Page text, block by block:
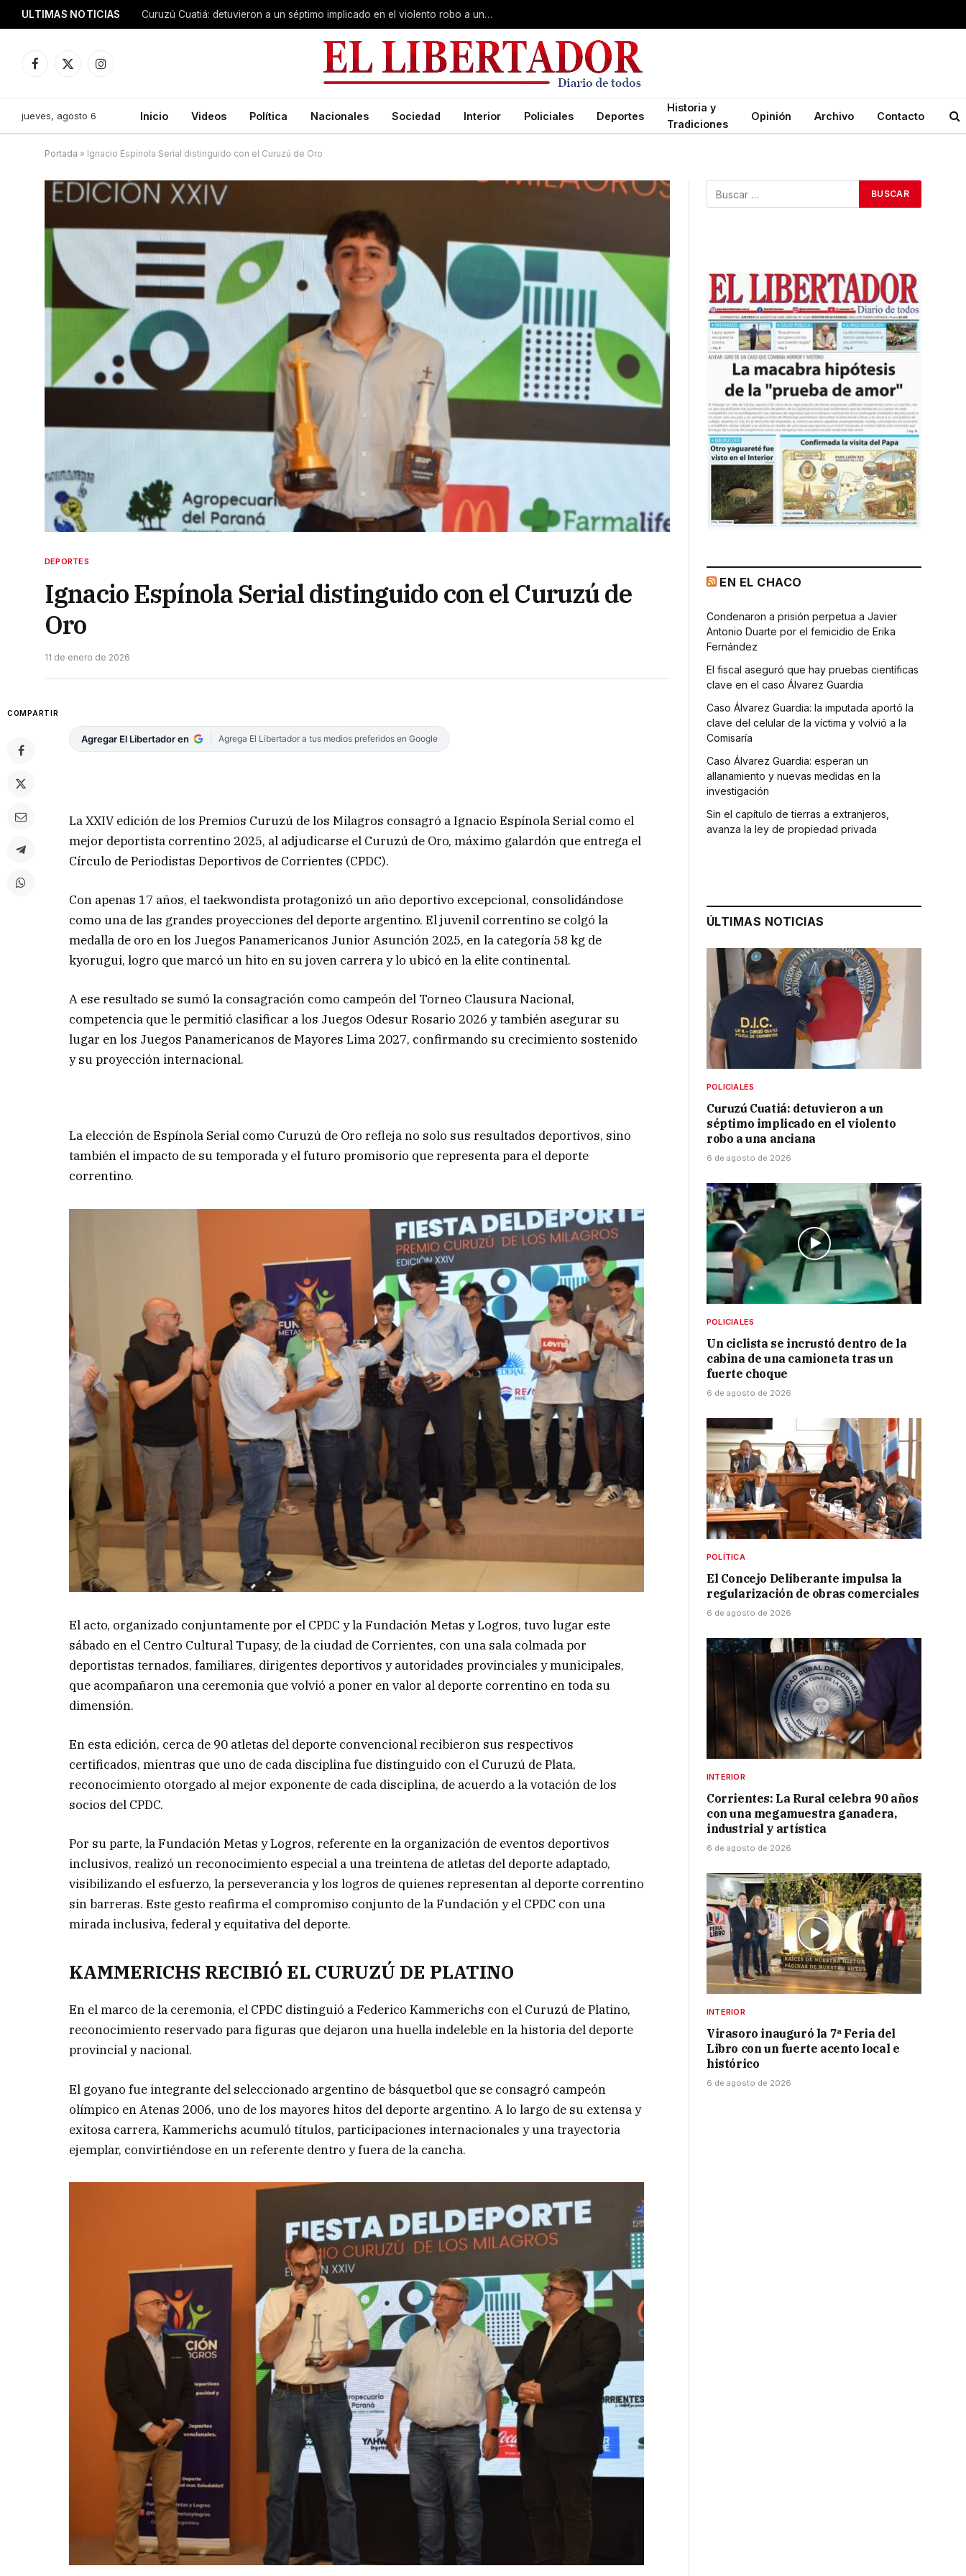
ULTIMAS NOTICIAS Curuzú Cuatiá: detuvieron a un séptimo implicado en el violento robo a una anciana
Facebook
X
Instagram
jueves, agosto 6 Inicio Videos Política Nacionales Sociedad Interior Policiales Deportes
Historia y
Tradiciones
Opinión Archivo Contacto
Portada » Ignacio Espínola Serial distinguido con el Curuzú de Oro
DEPORTES
Ignacio Espínola Serial distinguido con el Curuzú de
Oro
11 de enero de 2026
COMPARTIR
Agregar El Libertador en Agrega El Libertador a tus medios preferidos en Google
La XXIV edición de los Premios Curuzú de los Milagros consagró a Ignacio Espínola Serial como el
mejor deportista correntino 2025, al adjudicarse el Curuzú de Oro, máximo galardón que entrega el
Círculo de Periodistas Deportivos de Corrientes (CPDC).
Con apenas 17 años, el taekwondista protagonizó un año deportivo excepcional, consolidándose
como una de las grandes proyecciones del deporte argentino. El juvenil correntino se colgó la
medalla de oro en los Juegos Panamericanos Junior Asunción 2025, en la categoría 58 kg de
kyorugui, logro que marcó un hito en su joven carrera y lo ubicó en la elite continental.
A ese resultado se sumó la consagración como campeón del Torneo Clausura Nacional,
competencia que le permitió clasificar a los Juegos Odesur Rosario 2026 y también asegurar su
lugar en los Juegos Panamericanos de Mayores Lima 2027, confirmando su crecimiento sostenido
y su proyección internacional.
La elección de Espínola Serial como Curuzú de Oro refleja no solo sus resultados deportivos, sino
también el impacto de su temporada y el futuro promisorio que representa para el deporte
correntino.
El acto, organizado conjuntamente por el CPDC y la Fundación Metas y Logros, tuvo lugar este
sábado en el Centro Cultural Tupasy, de la ciudad de Corrientes, con una sala colmada por
deportistas ternados, familiares, dirigentes deportivos y autoridades provinciales y municipales,
que acompañaron una ceremonia que volvió a poner en valor al deporte correntino en toda su
dimensión.
En esta edición, cerca de 90 atletas del deporte convencional recibieron sus respectivos
certificados, mientras que uno de cada disciplina fue distinguido con el Curuzú de Plata,
reconocimiento otorgado al mejor exponente de cada disciplina, de acuerdo a la votación de los
socios del CPDC.
Por su parte, la Fundación Metas y Logros, referente en la organización de eventos deportivos
inclusivos, realizó un reconocimiento especial a una treintena de atletas del deporte adaptado,
visibilizando el esfuerzo, la perseverancia y los logros de quienes representan al deporte correntino
sin barreras. Este gesto reafirma el compromiso conjunto de la Fundación y el CPDC con una
mirada inclusiva, federal y equitativa del deporte.
KAMMERICHS RECIBIÓ EL CURUZÚ DE PLATINO
En el marco de la ceremonia, el CPDC distinguió a Federico Kammerichs con el Curuzú de Platino,
reconocimiento reservado para figuras que dejaron una huella indeleble en la historia del deporte
provincial y nacional.
El goyano fue integrante del seleccionado argentino de básquetbol que se consagró campeón
olímpico en Atenas 2006, uno de los mayores hitos del deporte argentino. A lo largo de su extensa y
exitosa carrera, Kammerichs acumuló títulos, participaciones internacionales y una trayectoria
ejemplar, convirtiéndose en un referente dentro y fuera de la cancha.
EN EL CHACO
Condenaron a prisión perpetua a Javier
Antonio Duarte por el femicidio de Erika
Fernández
El fiscal aseguró que hay pruebas científicas
clave en el caso Álvarez Guardia
Caso Álvarez Guardia: la imputada aportó la
clave del celular de la víctima y volvió a la
Comisaría
Caso Álvarez Guardia: esperan un
allanamiento y nuevas medidas en la
investigación
Sin el capítulo de tierras a extranjeros,
avanza la ley de propiedad privada
ÚLTIMAS NOTICIAS
POLICIALES
Curuzú Cuatiá: detuvieron a un
séptimo implicado en el violento
robo a una anciana
6 de agosto de 2026
POLICIALES
Un ciclista se incrustó dentro de la
cabina de una camioneta tras un
fuerte choque
6 de agosto de 2026
POLÍTICA
El Concejo Deliberante impulsa la
regularización de obras comerciales
6 de agosto de 2026
INTERIOR
Corrientes: La Rural celebra 90 años
con una megamuestra ganadera,
industrial y artística
6 de agosto de 2026
INTERIOR
Virasoro inauguró la 7ª Feria del
Libro con un fuerte acento local e
histórico
6 de agosto de 2026